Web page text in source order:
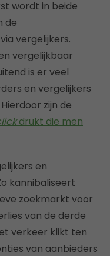
wordt in beide
de
vergelijkers.
vergelijkbaar
is er veel
en vergelijkers
zijn de
drukt die men
en
kannibaliseert
zoekmarkt voor
van de derde
verkeer klikt ten
van aanbieders